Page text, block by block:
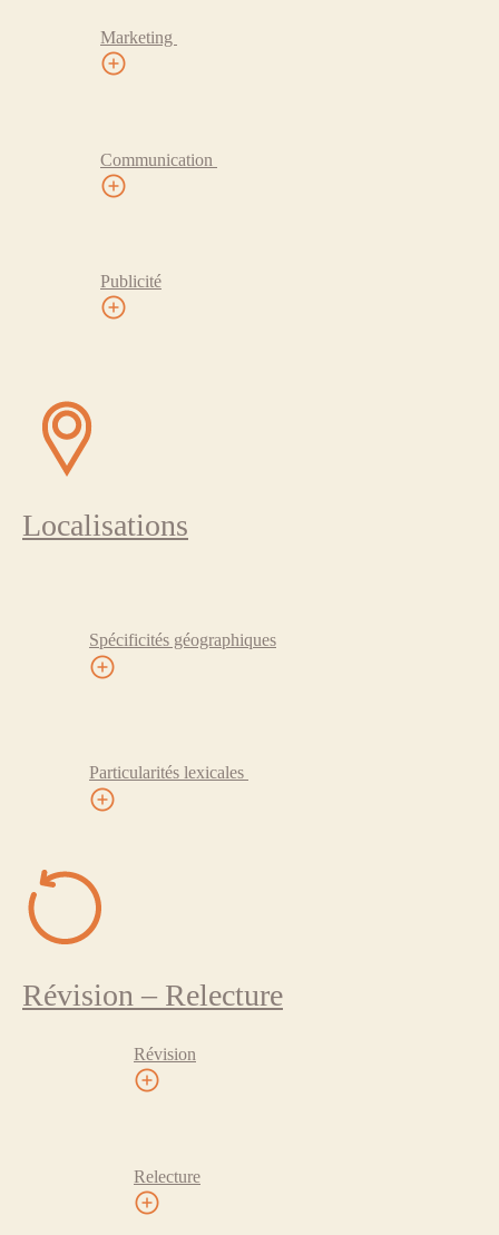
Marketing
Communication
Publicité
Localisations
Spécificités géographiques
Particularités lexicales
Révision – Relecture
Révision
Relecture